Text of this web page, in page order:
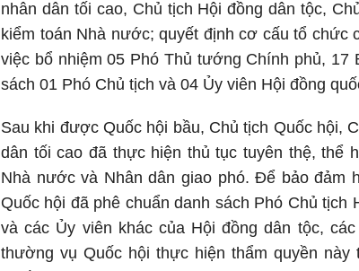
nhân dân tối cao, Chủ tịch Hội đồng dân tộc,
kiểm toán Nhà nước; quyết định cơ cấu tổ chức
việc bổ nhiệm 05 Phó Thủ tướng Chính phủ,
sách 01 Phó Chủ tịch và 04 Ủy viên Hội đồng
Sau khi được Quốc hội bầu, Chủ tịch Quốc hội,
dân tối cao đã thực hiện thủ tục tuyên thệ, thể
Nhà nước và Nhân dân giao phó. Để bảo đảm
Quốc hội đã phê chuẩn danh sách Phó Chủ
và các Ủy viên khác của Hội đồng dân tộc,
thường vụ Quốc hội thực hiện thẩm quyền